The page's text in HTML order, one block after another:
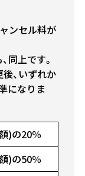
ンセル料が
同上です。
、いずれか
になりま
)の20％
)の50％